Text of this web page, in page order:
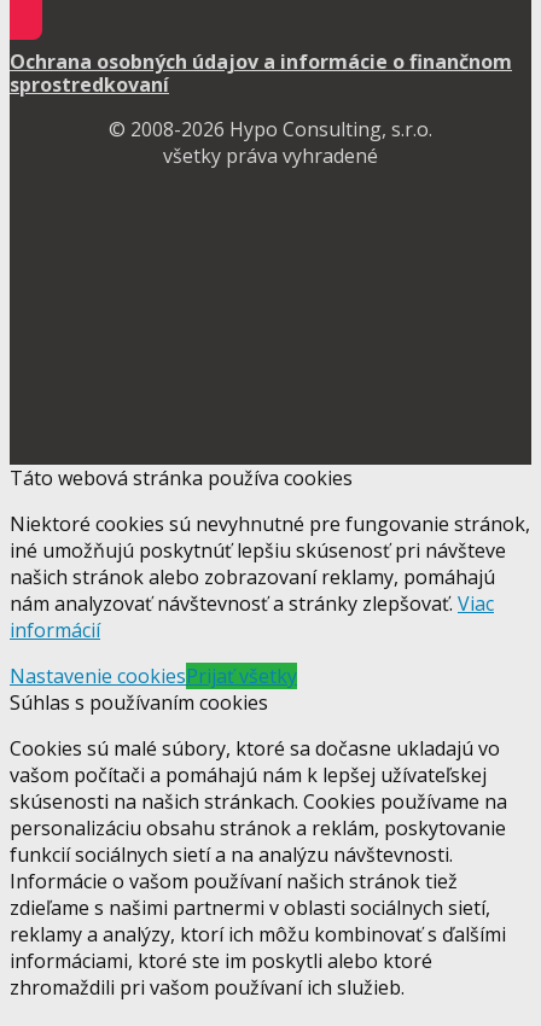
Ochrana osobných údajov a informácie o finančnom
sprostredkovaní
© 2008-2026 Hypo Consulting, s.r.o.
všetky práva vyhradené
Táto webová stránka používa cookies
Niektoré cookies sú nevyhnutné pre fungovanie stránok,
iné umožňujú poskytnúť lepšiu skúsenosť pri návšteve
našich stránok alebo zobrazovaní reklamy, pomáhajú
nám analyzovať návštevnosť a stránky zlepšovať. Viac
informácií
Nastavenie cookiesPrijať všetky
Súhlas s používaním cookies
Cookies sú malé súbory, ktoré sa dočasne ukladajú vo
vašom počítači a pomáhajú nám k lepšej užívateľskej
skúsenosti na našich stránkach. Cookies používame na
personalizáciu obsahu stránok a reklám, poskytovanie
funkcií sociálnych sietí a na analýzu návštevnosti.
Informácie o vašom používaní našich stránok tiež
zdieľame s našimi partnermi v oblasti sociálnych sietí,
reklamy a analýzy, ktorí ich môžu kombinovať s ďalšími
informáciami, ktoré ste im poskytli alebo ktoré
zhromaždili pri vašom používaní ich služieb.